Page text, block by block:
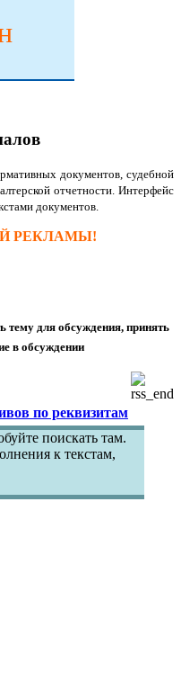
документов, судебной
отчетности. Интерфейс
документов.
РЕКЛАМЫ!
тему для обсуждения, принять
в обсуждении
по реквизитам
поискать там.
к текстам,